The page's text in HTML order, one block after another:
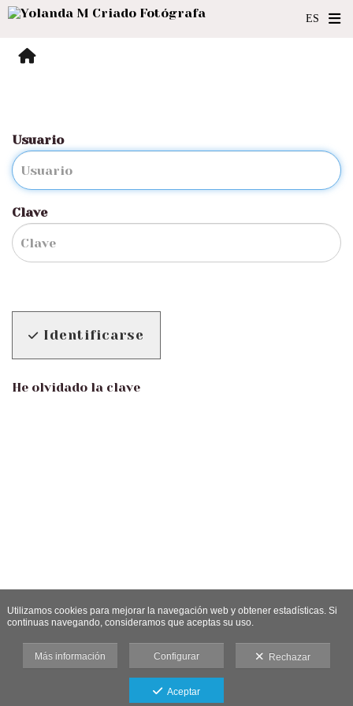
Usuario
Clave
Identificarse
He olvidado la clave
Utilizamos cookies para mejorar la navegación web y obtener estadísticas. Si
continuas navegando, consideramos que aceptas su uso.
Más información Configurar Rechazar
Aceptar